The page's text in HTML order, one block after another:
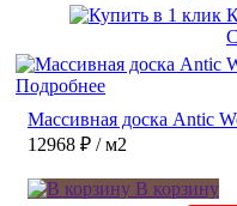
Подробнее
Массивная доска Antic
12968 ₽ / м2
В корзину